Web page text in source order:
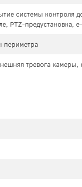
системы контроля
PTZ-предустановка,
периметра
тревога камеры,